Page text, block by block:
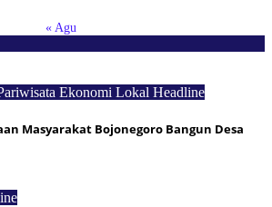
« Agu
Ekonomi Lokal Headline
Masyarakat Bojonegoro Bangun Desa